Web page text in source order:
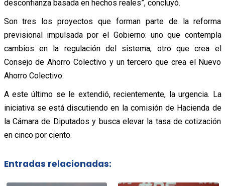
desconfianza basada en hechos reales”, concluyó.
Son tres los proyectos que forman parte de la reforma
previsional impulsada por el Gobierno: uno que contempla
cambios en la regulación del sistema, otro que crea el
Consejo de Ahorro Colectivo y un tercero que crea el Nuevo
Ahorro Colectivo.
A este último se le extendió, recientemente, la urgencia. La
iniciativa se está discutiendo en la comisión de Hacienda de
la Cámara de Diputados y busca elevar la tasa de cotización
en cinco por ciento.
Entradas relacionadas: